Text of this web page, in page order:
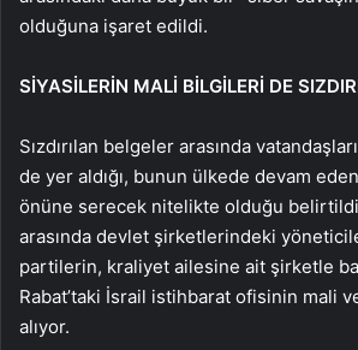
olduğuna işaret edildi.
SİYASİLERİN MALİ BİLGİLERİ DE
Sızdırılan belgeler arasında
de yer aldığı, bunun ülkede devam
önüne serecek nitelikte olduğu
arasında devlet şirketlerindeki
partilerin, kraliyet ailesine ait şirketle
Rabat’taki İsrail istihbarat ofisinin mali
alıyor.